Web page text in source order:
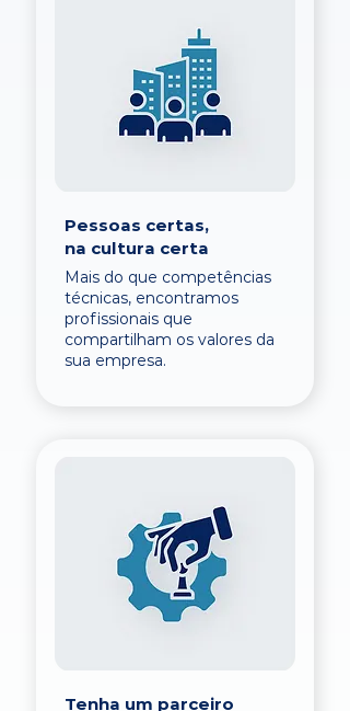
Pessoas certas,
na cultura certa
Mais do que competências
técnicas, encontramos
profissionais que
compartilham os valores da
sua empresa.
Tenha um parceiro